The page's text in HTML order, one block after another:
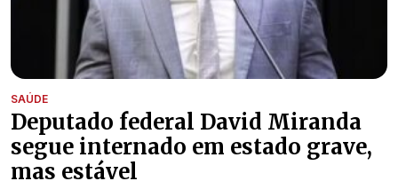
SAÚDE
Deputado federal David Miranda
segue internado em estado grave,
mas estável